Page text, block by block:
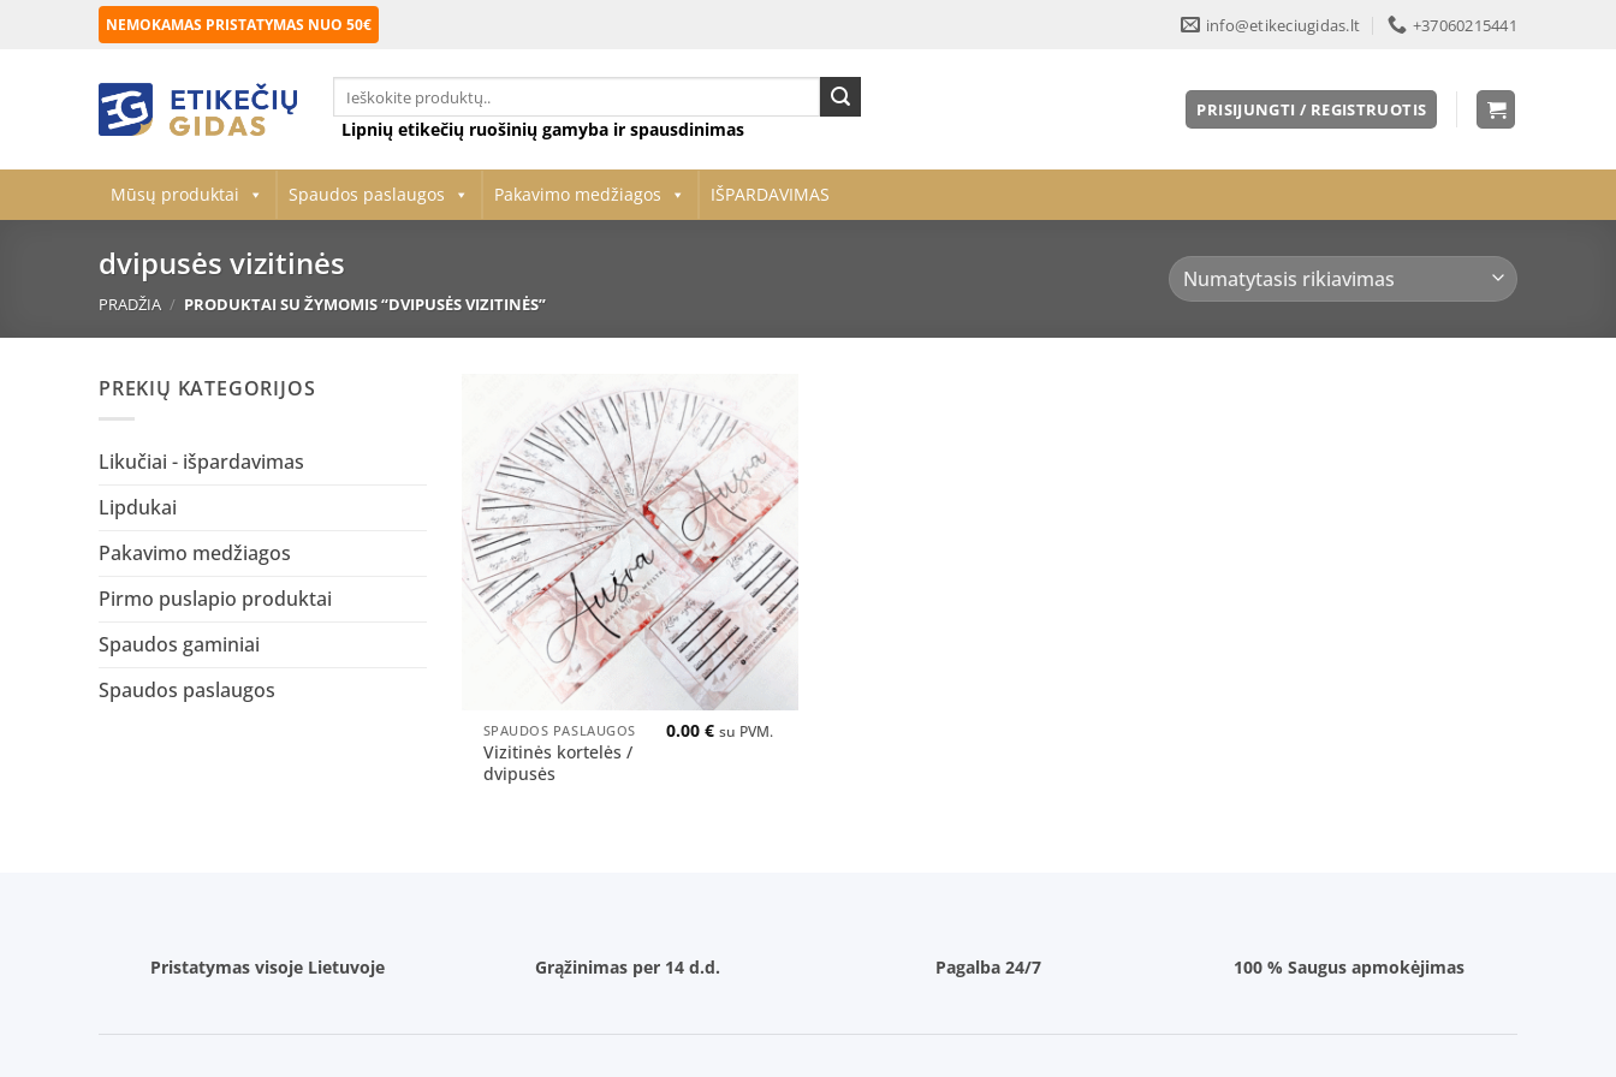
NEMOKAMAS PRISTATYMAS NUO 50€ info@etikeciugidas.lt +37060215441
Ieškoti:
Lipnių etikečių ruošinių gamyba ir spausdinimas
PRISIJUNGTI / REGISTRUOTIS
Mūsų produktai Spaudos paslaugos Pakavimo medžiagos IŠPARDAVIMAS
dvipusės vizitinės
PRADŽIA / PRODUKTAI SU ŽYMOMIS “DVIPUSĖS VIZITINĖS”
PREKIŲ KATEGORIJOS
Likučiai - išpardavimas
Lipdukai
Pakavimo medžiagos
Pirmo puslapio produktai
Spaudos gaminiai
Spaudos paslaugos
Pridėti
į norų
sąrašą
SPAUDOS PASLAUGOS
Vizitinės kortelės /
dvipusės
0.00 € su PVM.
Pristatymas visoje Lietuvoje Grąžinimas per 14 d.d. Pagalba 24/7 100 % Saugus apmokėjimas